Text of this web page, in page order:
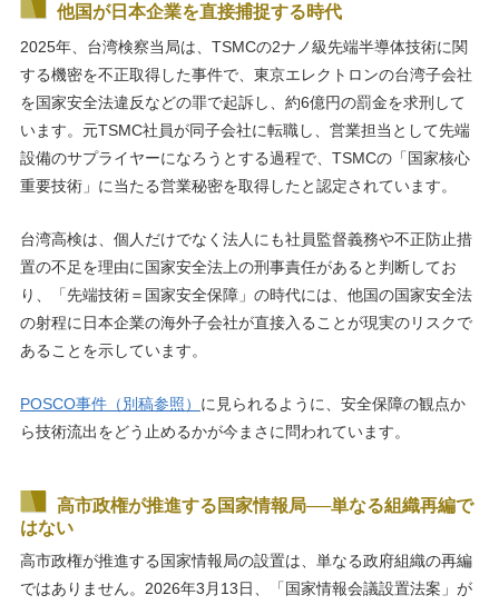
他国が日本企業を直接捕捉する時代
2025年、台湾検察当局は、TSMCの2ナノ級先端半導体技術に関
する機密を不正取得した事件で、東京エレクトロンの台湾子会社
を国家安全法違反などの罪で起訴し、約6億円の罰金を求刑して
います。元TSMC社員が同子会社に転職し、営業担当として先端
設備のサプライヤーになろうとする過程で、TSMCの「国家核心
重要技術」に当たる営業秘密を取得したと認定されています。
台湾高検は、個人だけでなく法人にも社員監督義務や不正防止措
置の不足を理由に国家安全法上の刑事責任があると判断してお
り、「先端技術＝国家安全保障」の時代には、他国の国家安全法
の射程に日本企業の海外子会社が直接入ることが現実のリスクで
あることを示しています。
POSCO事件（別稿参照） に見られるように、安全保障の観点か
ら技術流出をどう止めるかが今まさに問われています。
高市政権が推進する国家情報局──単なる組織再編で
はない
高市政権が推進する国家情報局の設置は、単なる政府組織の再編
ではありません。2026年3月13日、「国家情報会議設置法案」が